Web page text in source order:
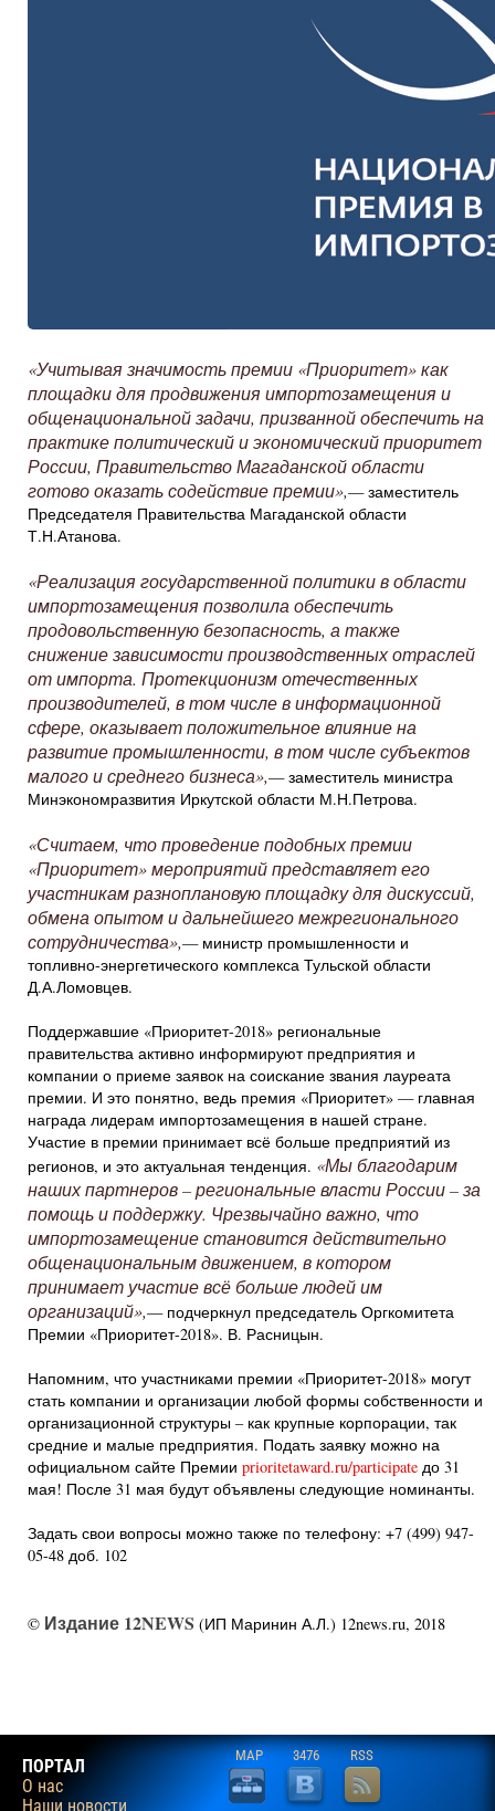
«Учитывая значимость премии «Приоритет» как
площадки для продвижения импортозамещения и
общенациональной задачи, призванной обеспечить на
практике политический и экономический приоритет
России, Правительство Магаданской области
готово оказать содействие премии»,— заместитель
Председателя Правительства Магаданской области
Т.Н.Атанова.
«Реализация государственной политики в области
импортозамещения позволила обеспечить
продовольственную безопасность, а также
снижение зависимости производственных отраслей
от импорта. Протекционизм отечественных
производителей, в том числе в информационной
сфере, оказывает положительное влияние на
развитие промышленности, в том числе субъектов
малого и среднего бизнеса»,— заместитель министра
Минэкономразвития Иркутской области М.Н.Петрова.
«Считаем, что проведение подобных премии
«Приоритет» мероприятий представляет его
участникам разноплановую площадку для дискуссий,
обмена опытом и дальнейшего межрегионального
сотрудничества»,— министр промышленности и
топливно-энергетического комплекса Тульской области
Д.А.Ломовцев.
Поддержавшие «Приоритет-2018» региональные
правительства активно информируют предприятия и
компании о приеме заявок на соискание звания лауреата
премии. И это понятно, ведь премия «Приоритет» — главная
награда лидерам импортозамещения в нашей стране.
Участие в премии принимает всё больше предприятий из
регионов, и это актуальная тенденция. «Мы благодарим
наших партнеров – региональные власти России – за
помощь и поддержку. Чрезвычайно важно, что
импортозамещение становится действительно
общенациональным движением, в котором
принимает участие всё больше людей им
организаций»,— подчеркнул председатель Оргкомитета
Премии «Приоритет-2018». В. Расницын.
Напомним, что участниками премии «Приоритет-2018» могут
стать компании и организации любой формы собственности и
организационной структуры – как крупные корпорации, так
средние и малые предприятия. Подать заявку можно на
официальном сайте Премии prioritetaward.ru/participate до 31
мая! После 31 мая будут объявлены следующие номинанты.
Задать свои вопросы можно также по телефону: +7 (499) 947-
05-48 доб. 102
© Издание 12NEWS (ИП Маринин А.Л.) 12news.ru, 2018
ПОРТАЛ
О нас
Наши новости
MAP 3476 RSS